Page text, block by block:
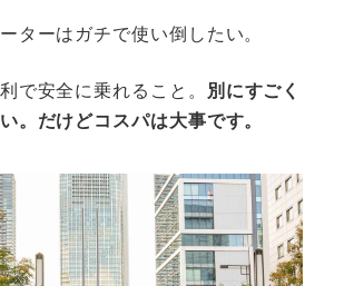
ターはガチで使い倒したい。
で安全に乗れること。
別にすごく
。だけどコスパは大事です。